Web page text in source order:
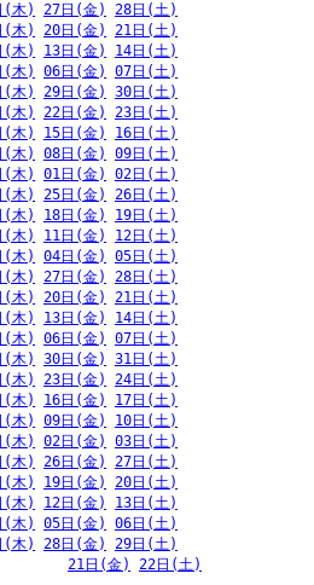
(木) 27日(金)
28日(土)
(木) 20日(金)
21日(土)
(木) 13日(金)
14日(土)
(木) 06日(金)
07日(土)
(木) 29日(金)
30日(土)
(木) 22日(金)
23日(土)
(木) 15日(金)
16日(土)
(木) 08日(金)
09日(土)
(木) 01日(金)
02日(土)
(木) 25日(金)
26日(土)
(木) 18日(金)
19日(土)
(木) 11日(金)
12日(土)
(木) 04日(金)
05日(土)
(木) 27日(金)
28日(土)
(木) 20日(金)
21日(土)
(木) 13日(金)
14日(土)
(木) 06日(金)
07日(土)
(木) 30日(金)
31日(土)
(木) 23日(金)
24日(土)
(木) 16日(金)
17日(土)
(木) 09日(金)
10日(土)
(木) 02日(金)
03日(土)
(木) 26日(金)
27日(土)
(木) 19日(金)
20日(土)
(木) 12日(金)
13日(土)
(木) 05日(金)
06日(土)
(木) 28日(金)
29日(土)
21日(金) 22日(土)